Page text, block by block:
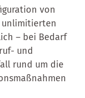
von
unlimitierten
– bei Bedarf
und
rund um die